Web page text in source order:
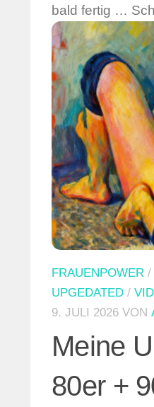
bald fertig …
FRAUENPOWER /
UPGEDATED /
9. JULI 2026 VON
Meine
80er +